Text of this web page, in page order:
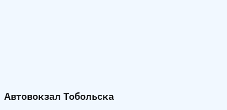
Автовокзал Тобольска